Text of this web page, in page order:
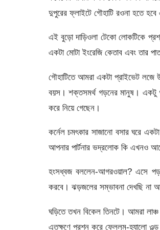
দুপুরের ফ্লাইটে গৌহাটি রওনা হতে
এই বুড়ো দাড়িওলা টেকো লোকটিকে
একটা মোটা ইংরেজি কেতাব এবং তার
গৌহাটিতে আমরা একটা প্রাইভেট
বয়স। শক্তসমর্থ গড়নের মানুষ। একটু
করে নিয়ে গেছেন।
কর্নেল চমৎকার সাজানো বসার ঘরে
আপনার পার্টনার ভদ্রলোক কি এখনও
হংসধ্বজ বললেন-আগরওয়াল? এসে
করবে। ঝড়জলের সম্ভাবনা দেখছি
ঘড়িতে তখন বিকেল তিনটে। আমরা
এতক্ষণে প্রশ্ন করে ফেললুম-হ্যালো ওল্ড